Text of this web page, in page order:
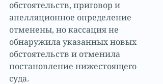
обстоятельств, приговор и
апелляционное определение
отменены, но кассация не
обнаружила указанных новых
обстоятельств и отменила
постановление нижестоящего
суда.